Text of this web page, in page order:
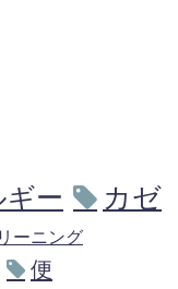
ギー カゼ
ーニング
便